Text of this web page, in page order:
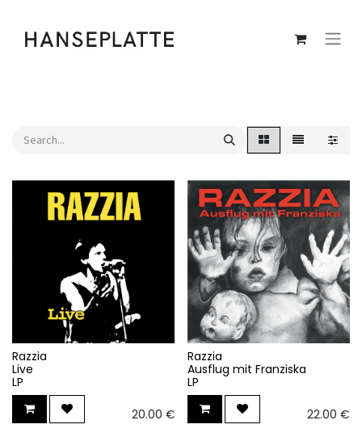
Razzia
Live
LP
20.00 €
Razzia
Ausflug mit Franziska
LP
22.00 €